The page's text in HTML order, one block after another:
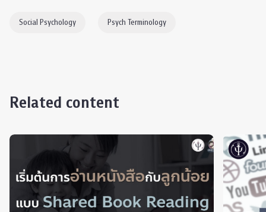
Social Psychology Psych Terminology
Related content